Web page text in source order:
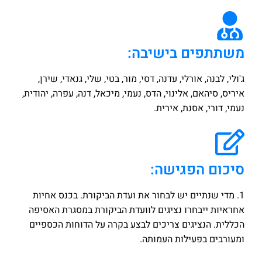
משתתפים בישיבה:
ג'ולי, לבנה, אורלי, עדנה, דסי, מור, בטי, שלי, גנאדי, שירן,
איריס, סיהאם, אלינוי, הדס, נעמי, מיכאל, דנה, עפרה, יהודית,
נעמי, דורי, אסנת, אירית.
סיכום הפגישה:
1. מדי שנתיים יש לבחור את ועדת הביקורת. בכנס אחיות
אחראיות ייבחרו נציגים לוועדת הביקורת במסגרת האסיפה
הכללית. הנציגים צריכים לבצע בקרה על הדוחות הכספיים
ומעורבים בפעילות העמותה.